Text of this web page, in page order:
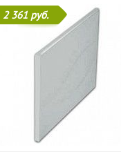
2 361 руб.